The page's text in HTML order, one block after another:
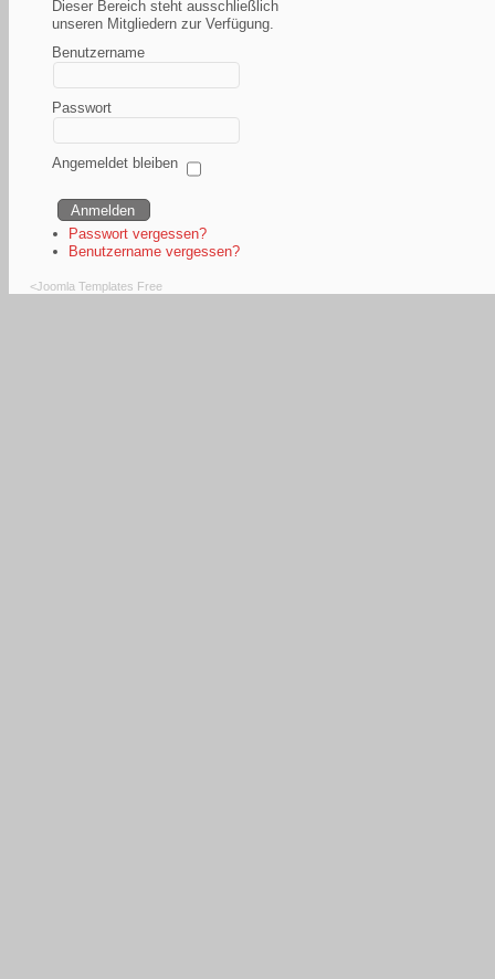
Dieser Bereich steht ausschließlich
unseren Mitgliedern zur Verfügung.
Benutzername
Passwort
Angemeldet bleiben
Passwort vergessen?
Benutzername vergessen?
<Joomla Templates Free